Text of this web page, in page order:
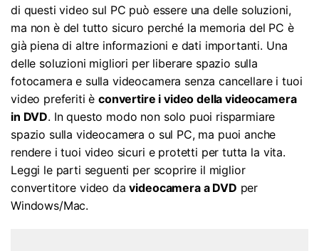
di questi video sul PC può essere una delle soluzioni,
ma non è del tutto sicuro perché la memoria del PC è
già piena di altre informazioni e dati importanti. Una
delle soluzioni migliori per liberare spazio sulla
fotocamera e sulla videocamera senza cancellare i tuoi
video preferiti è convertire i video della videocamera
in DVD. In questo modo non solo puoi risparmiare
spazio sulla videocamera o sul PC, ma puoi anche
rendere i tuoi video sicuri e protetti per tutta la vita.
Leggi le parti seguenti per scoprire il miglior
convertitore video da videocamera a DVD per
Windows/Mac.